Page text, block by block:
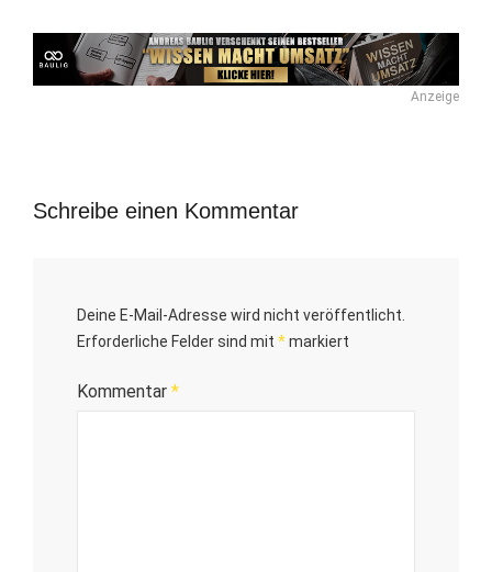
Anzeige
Schreibe einen Kommentar
Deine E-Mail-Adresse wird nicht veröffentlicht.
Erforderliche Felder sind mit *markiert
Kommentar *